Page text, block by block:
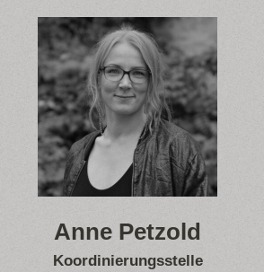
Anne Petzold
Koordinierungsstelle